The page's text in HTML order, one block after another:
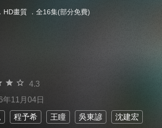
HD畫質 ．全16集(部分免費)
4.3
年11月04日
程予希 王瞳 吳東諺 沈建宏